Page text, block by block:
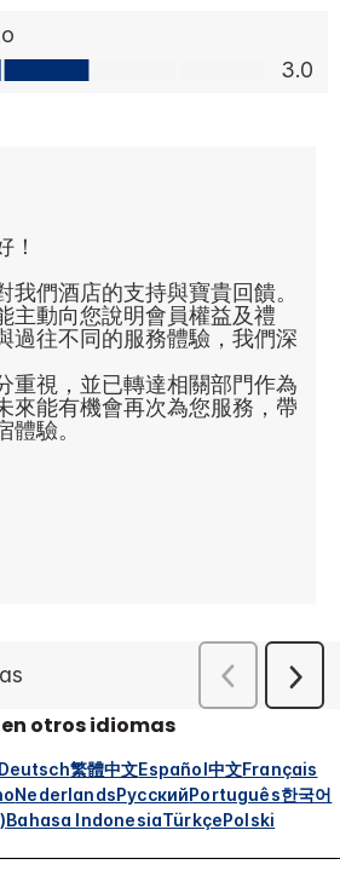
otros idiomas
Deutsch繁體中文Español中文Français
NederlandsРусскийPortuguês한국어
Bahasa IndonesiaTürkçePolski